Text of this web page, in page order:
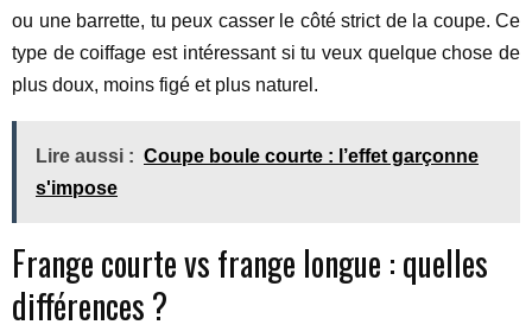
ou une barrette, tu peux casser le côté strict de la coupe. Ce
type de coiffage est intéressant si tu veux quelque chose de
plus doux, moins figé et plus naturel.
Lire aussi : Coupe boule courte : l’effet garçonne
s'impose
Frange courte vs frange longue : quelles
différences ?